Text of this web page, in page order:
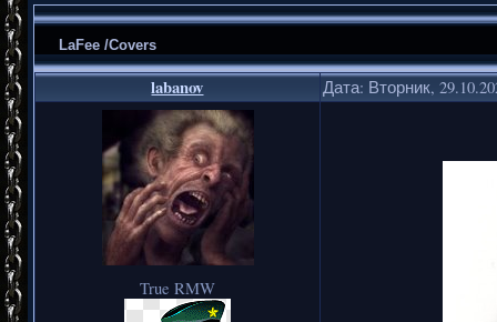
LaFee /Covers
labanov Дата: Вторник,
True RMW